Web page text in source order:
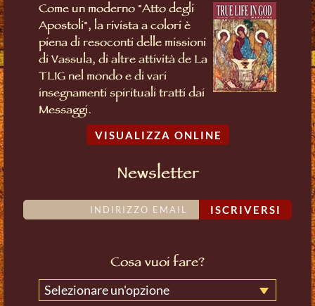
Come un moderno "Atto degli
Apostoli", la rivista a colori è
piena di resoconti delle missioni
di Vassula, di altre attività de La
TLIG nel mondo e di vari
insegnamenti spirituali tratti dai
Messaggi.
VISUALIZZA ONLINE
Newsletter
ISCRIVERSI
Cosa vuoi fare?
Selezionare un'opzione